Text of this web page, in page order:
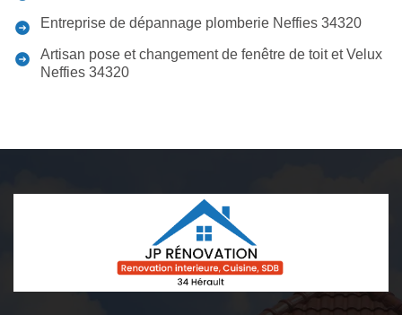
Entreprise de dépannage plomberie Neffies 34320
Artisan pose et changement de fenêtre de toit et Velux
Neffies 34320